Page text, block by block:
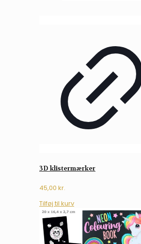
3D klistermærker
45,00 kr.
Tilføj til kurv